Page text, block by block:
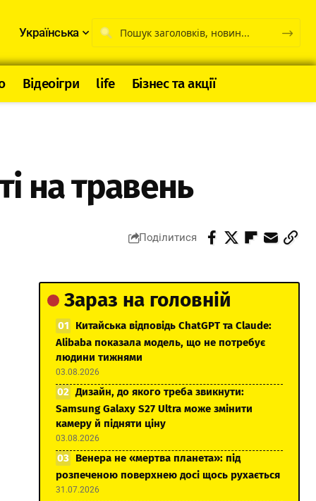
Українська
Відеоігри life Бізнес та акції
на травень
Поділитися
Зараз на головній
Китайська відповідь ChatGPT та Claude:
Alibaba показала модель, що не потребує
людини тижнями
03.08.2026
Дизайн, до якого треба звикнути:
Samsung Galaxy S27 Ultra може змінити
камеру й підняти ціну
03.08.2026
Венера не «мертва планета»: під
розпеченою поверхнею досі щось рухається
31.07.2026